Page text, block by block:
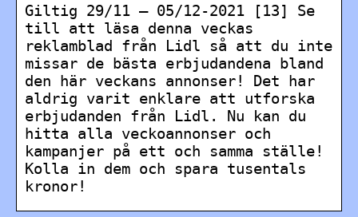
Giltig 29/11 – 05/12-2021 [13] Se
till att läsa denna veckas
reklamblad från Lidl så att du inte
missar de bästa erbjudandena bland
den här veckans annonser! Det har
aldrig varit enklare att utforska
erbjudanden från Lidl. Nu kan du
hitta alla veckoannonser och
kampanjer på ett och samma ställe!
Kolla in dem och spara tusentals
kronor!